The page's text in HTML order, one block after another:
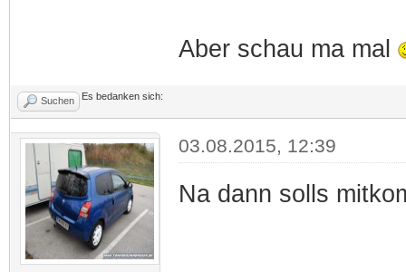
Aber schau ma mal
Suchen Es bedanken sich:
03.08.2015, 12:39
Na dann solls